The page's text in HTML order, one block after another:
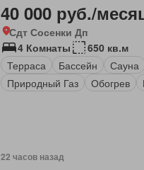
40 000 руб./
Сдт Сосенки Дп
4 Комнаты
650 кв.м
Терраса
Бассейн Сауна
Природный Газ
Обогрев
22 часов назад